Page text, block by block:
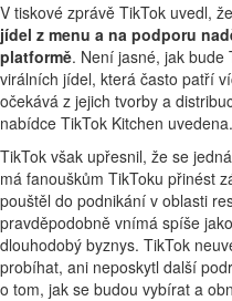
V tiskové zprávě TikTok uvedl, že
jídel z menu a na podporu
platformě. Není jasné, jak bude
virálních jídel, která často patří
očekává z jejich tvorby a
nabídce TikTok Kitchen uvedena.
TikTok však upřesnil, že se
má fanouškům TikToku přinést
pouštěl do podnikání v oblasti
pravděpodobně vnímá spíše
dlouhodobý byznys. TikTok
probíhat, ani neposkytl další
o tom, jak se budou vybírat a